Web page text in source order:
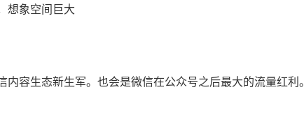
想象空间巨大
容生态新生军。也会是微信在公众号之后最大的流量红利。